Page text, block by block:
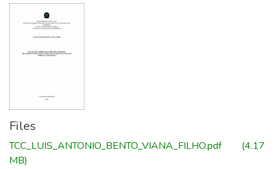
Files
TCC_LUIS_ANTONIO_BENTO_VIANA_FILHO.pdf(4.17
MB)